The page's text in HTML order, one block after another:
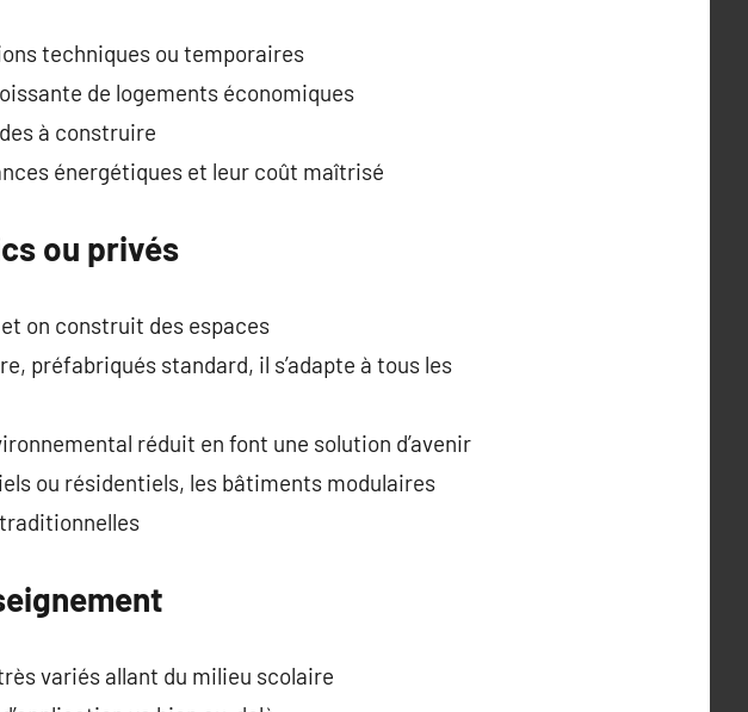
techniques ou temporaires
de logements économiques
à construire
énergétiques et leur coût maîtrisé
ou privés
on construit des espaces
préfabriqués standard, il s’adapte à tous les
réduit en font une solution d’avenir
ou résidentiels, les bâtiments modulaires
variés allant du milieu scolaire